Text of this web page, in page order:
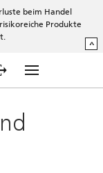
beim Handel
Produkte
^